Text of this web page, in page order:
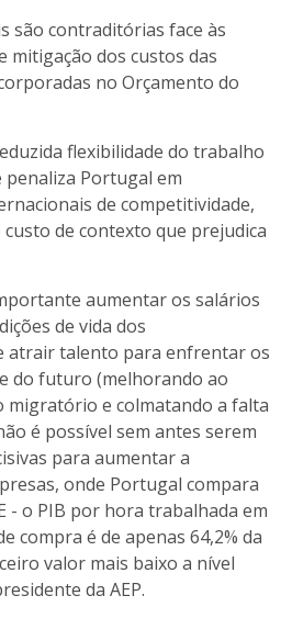
são contraditórias face às
mitigação dos custos das
no Orçamento do
flexibilidade do trabalho
penaliza Portugal em
de competitividade,
de contexto que prejudica
aumentar os salários
de vida dos
atrair talento para enfrentar os
do futuro (melhorando ao
migratório e colmatando a falta
é possível sem antes serem
para aumentar a
onde Portugal compara
- o PIB por hora trabalhada em
compra é de apenas 64,2% da
valor mais baixo a nível
da AEP.